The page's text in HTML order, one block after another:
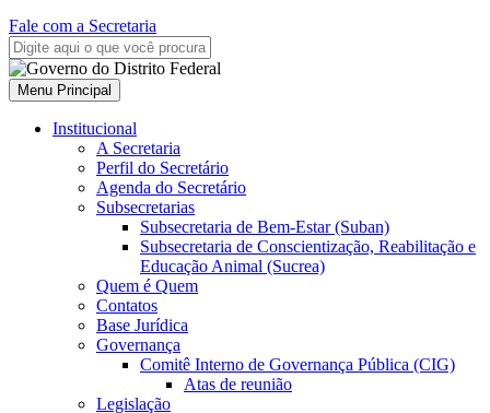
Fale com a Secretaria
Menu Principal
Institucional
A Secretaria
Perfil do Secretário
Agenda do Secretário
Subsecretarias
Subsecretaria de Bem-Estar (Suban)
Subsecretaria de Conscientização, Reabilitação e
Educação Animal (Sucrea)
Quem é Quem
Contatos
Base Jurídica
Governança
Comitê Interno de Governança Pública (CIG)
Atas de reunião
Legislação